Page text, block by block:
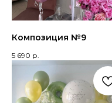
Композиция №9
5 690 р.